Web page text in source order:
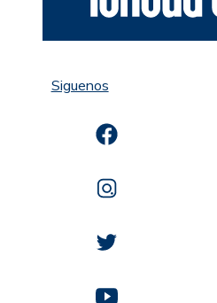
Siguenos